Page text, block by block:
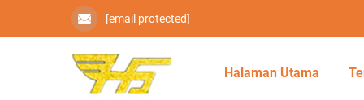
[email protected]
Halaman Utama